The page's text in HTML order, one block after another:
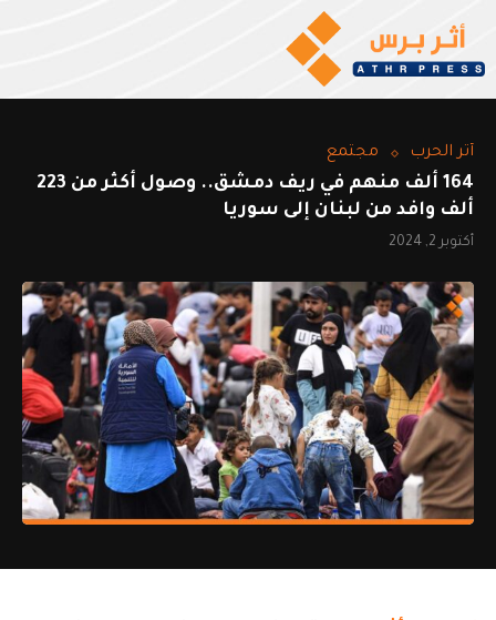
أثر الحرب مجتمع
164 ألف منهم في ريف دمشق.. وصول أكثر من 223
ألف وافد من لبنان إلى سوريا
أكتوبر 2, 2024